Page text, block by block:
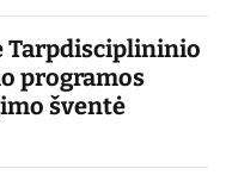
Tarpdisciplininio
programos
šventė